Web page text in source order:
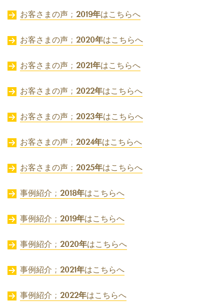
お客さまの声 ; 2019年はこちらへ
お客さまの声 ; 2020年はこちらへ
お客さまの声 ; 2021年はこちらへ
お客さまの声 ; 2022年はこちらへ
お客さまの声 ; 2023年はこちらへ
お客さまの声 ; 2024年はこちらへ
お客さまの声 ; 2025年はこちらへ
事例紹介 ; 2018年はこちらへ
事例紹介 ; 2019年はこちらへ
事例紹介 ; 2020年はこちらへ
事例紹介 ; 2021年はこちらへ
事例紹介 ; 2022年はこちらへ